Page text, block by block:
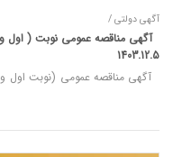
آگهی دولتی /
آگهی مناقصه عمومی نوبت ( اول
1403.12.5
آگهی مناقصه عمومی (نوبت اول و دوم ) /